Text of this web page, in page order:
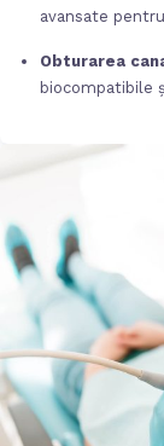
avansate
Obturarea
biocompatibile